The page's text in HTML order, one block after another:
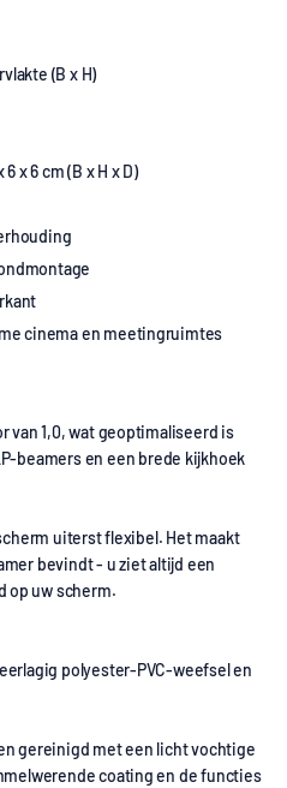
(B x H)
x 6 cm (B x H x D)
cinema en meetingruimtes
van 1,0, wat geoptimaliseerd is
beamers en een brede kijkhoek
uiterst flexibel. Het maakt
bevindt - u ziet altijd een
op uw scherm.
polyester-PVC-weefsel en
gereinigd met een licht vochtige
coating en de functies